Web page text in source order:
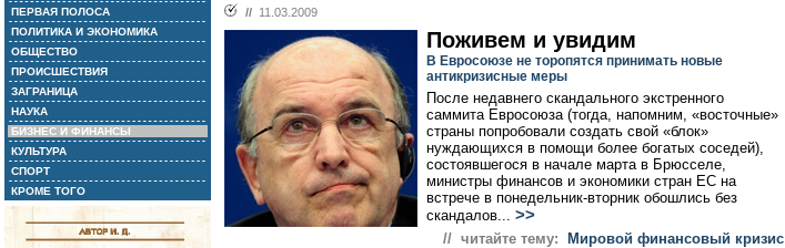
ПЕРВАЯ ПОЛОСА
ПОЛИТИКА И ЭКОНОМИКА
ОБЩЕСТВО
ПРОИСШЕСТВИЯ
ЗАГРАНИЦА
НАУКА
БИЗНЕС И ФИНАНСЫ
КУЛЬТУРА
СПОРТ
КРОМЕ ТОГО
// 11.03.2009
Поживем и увидим
В Евросоюзе не торопятся принимать новые
антикризисные меры
После недавнего скандального экстренного
саммита Евросоюза (тогда, напомним, «восточные»
страны попробовали создать свой «блок»
нуждающихся в помощи более богатых соседей),
состоявшегося в начале марта в Брюсселе,
министры финансов и экономики стран ЕС на
встрече в понедельник-вторник обошлись без
скандалов... >>
// читайте тему: Мировой финансовый кризис